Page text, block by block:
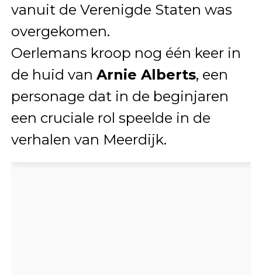
vanuit de Verenigde Staten was
overgekomen.
Oerlemans kroop nog één keer in
de huid van Arnie Alberts, een
personage dat in de beginjaren
een cruciale rol speelde in de
verhalen van Meerdijk.